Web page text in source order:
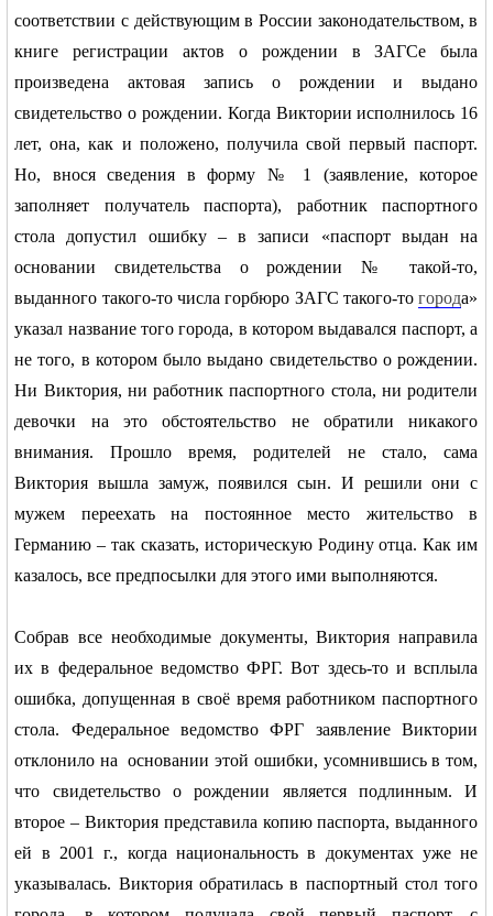
соответствии с действующим в России законодательством, в
книге регистрации актов о рождении в ЗАГСе была
произведена актовая запись о рождении и выдано
свидетельство о рождении. Когда Виктории исполнилось 16
лет, она, как и положено, получила свой первый паспорт.
Но, внося сведения в форму № 1 (заявление, которое
заполняет получатель паспорта), работник паспортного
стола допустил ошибку – в записи «паспорт выдан на
основании свидетельства о рождении № такой-то,
выданного такого-то числа горбюро ЗАГС такого-тогорода»
указал название того города, в котором выдавался паспорт, а
не того, в котором было выдано свидетельство о рождении.
Ни Виктория, ни работник паспортного стола, ни родители
девочки на это обстоятельство не обратили никакого
внимания. Прошло время, родителей не стало, сама
Виктория вышла замуж, появился сын. И решили они с
мужем переехать на постоянное место жительство в
Германию – так сказать, историческую Родину отца. Как им
казалось, все предпосылки для этого ими выполняются.
Собрав все необходимые документы, Виктория направила
их в федеральное ведомство ФРГ. Вот здесь-то и всплыла
ошибка, допущенная в своё время работником паспортного
стола. Федеральное ведомство ФРГ заявление Виктории
отклонило на
основании этой ошибки, усомнившись в том,
что свидетельство о рождении является подлинным. И
второе – Виктория представила копию паспорта, выданного
ей в 2001 г., когда национальность в документах уже не
указывалась. Виктория обратилась в паспортный стол того